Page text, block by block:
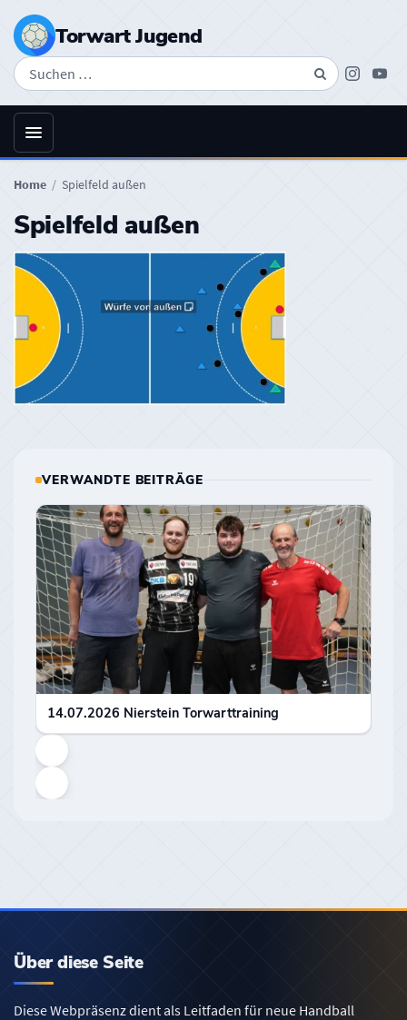
Torwart Jugend
Suchen
nach:
Home / Spielfeld außen
Spielfeld außen
VERWANDTE BEITRÄGE
14.07.2026 Nierstein Torwarttraining
Über diese Seite
Diese Webpräsenz dient als Leitfaden für neue Handball